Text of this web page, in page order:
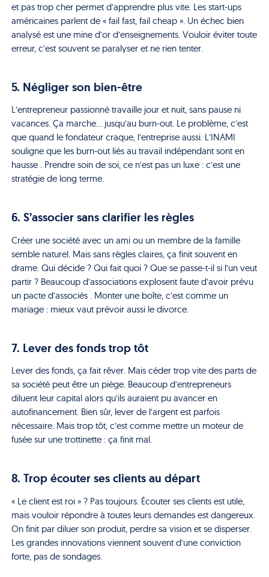
et pas trop cher permet d’apprendre plus vite. Les start-ups
américaines parlent de « fail fast, fail cheap ». Un échec bien
analysé est une mine d’or d’enseignements. Vouloir éviter toute
erreur, c’est souvent se paralyser et ne rien tenter.
5. Négliger son bien-être
L’entrepreneur passionné travaille jour et nuit, sans pause ni
vacances. Ça marche… jusqu’au burn-out. Le problème, c’est
que quand le fondateur craque, l’entreprise aussi. L’INAMI
souligne que les burn-out liés au travail indépendant sont en
hausse . Prendre soin de soi, ce n’est pas un luxe : c’est une
stratégie de long terme.
6. S’associer sans clarifier les règles
Créer une société avec un ami ou un membre de la famille
semble naturel. Mais sans règles claires, ça finit souvent en
drame. Qui décide ? Qui fait quoi ? Que se passe-t-il si l’un veut
partir ? Beaucoup d’associations explosent faute d’avoir prévu
un pacte d’associés . Monter une boîte, c’est comme un
mariage : mieux vaut prévoir aussi le divorce.
7. Lever des fonds trop tôt
Lever des fonds, ça fait rêver. Mais céder trop vite des parts de
sa société peut être un piège. Beaucoup d’entrepreneurs
diluent leur capital alors qu’ils auraient pu avancer en
autofinancement. Bien sûr, lever de l’argent est parfois
nécessaire. Mais trop tôt, c’est comme mettre un moteur de
fusée sur une trottinette : ça finit mal.
8. Trop écouter ses clients au départ
« Le client est roi » ? Pas toujours. Écouter ses clients est utile,
mais vouloir répondre à toutes leurs demandes est dangereux.
On finit par diluer son produit, perdre sa vision et se disperser.
Les grandes innovations viennent souvent d’une conviction
forte, pas de sondages.